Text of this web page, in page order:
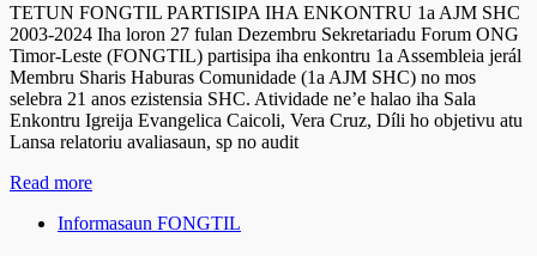
TETUN FONGTIL PARTISIPA IHA ENKONTRU 1a AJM SHC
2003-2024 Iha loron 27 fulan Dezembru Sekretariadu Forum ONG
Timor-Leste (FONGTIL) partisipa iha enkontru 1a Assembleia jerál
Membru Sharis Haburas Comunidade (1a AJM SHC) no mos
selebra 21 anos ezistensia SHC. Atividade ne’e halao iha Sala
Enkontru Igreija Evangelica Caicoli, Vera Cruz, Díli ho objetivu atu
Lansa relatoriu avaliasaun, sp no audit
Read more
Informasaun FONGTIL